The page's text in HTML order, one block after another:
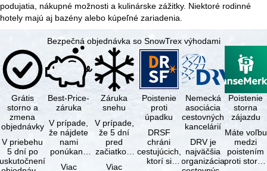
podujatia, nákupné možnosti a kulinárske zážitky. Niektoré rodinné
hotely majú aj bazény alebo kúpeľné zariadenia.
Bezpečná objednávka so SnowTrex výhodami
Grátis
storno a
zmena
objednávky
V priebehu
5 dní po
uskutočnení
Best-Price-
záruka
V prípade,
že nájdete
nami
ponúkaný
Viac
Záruka
snehu
V prípade,
že 5 dní
pred
začiatkom
Viac
Poistenie
proti
úpadku
DRSF
chráni
cestujúcich,
ktorí si
Nemecká
asociácia
cestovných
kancelárií
DRV je
najväčšia
organizácia
Poistenie
storna
zájazdu
Máte voľbu
medzi
poistením
proti stornu